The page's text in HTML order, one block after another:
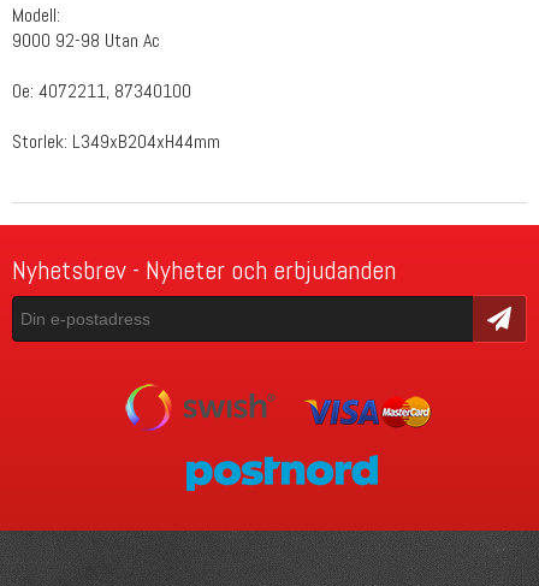
Modell:
9000 92-98 Utan Ac
Oe: 4072211, 87340100
Storlek: L349xB204xH44mm
Nyhetsbrev - Nyheter och erbjudanden
Skicka